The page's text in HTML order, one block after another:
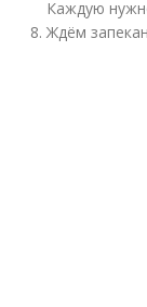
Каждую
Ждём